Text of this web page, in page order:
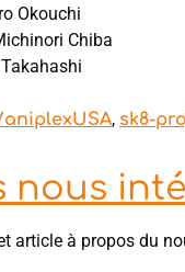
Okouchi
Chiba
, sk8-
nous
article à propos du